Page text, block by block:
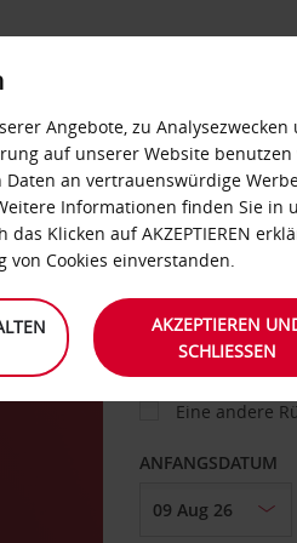
ABHOLEN VON
Eine andere
ANFANGSDATUM
Angebote, zu Analysezwecken
auf unserer Website
Daten an vertrauenswürdige
Informationen finden Sie in
das Klicken auf AKZEPTIEREN
Cookies einverstanden.
AKZEPTIEREN
SCHLIESSEN